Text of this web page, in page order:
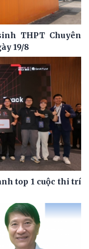
THPT Chuyên
19/8
top 1 cuộc thi trí